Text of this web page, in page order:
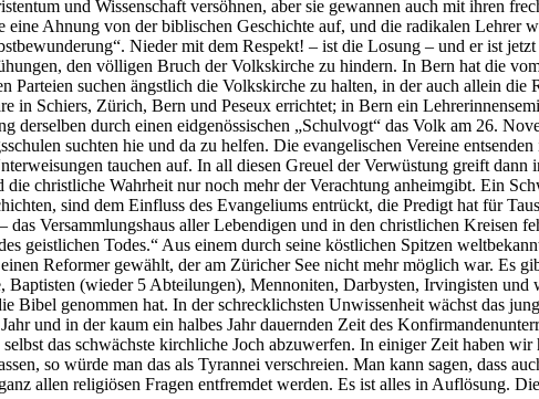
und Wissenschaft versöhnen, aber sie gewannen auch mit ihren
Ahnung von der biblischen Geschichte auf, und die radikalen Lehrer
Nieder mit dem Respekt! – ist die Losung – und er ist
den völligen Bruch der Volkskirche zu hindern. In Bern hat die
Parteien suchen ängstlich die Volkskirche zu halten, in der auch allein
in Schiers, Zürich, Bern und Peseux errichtet; in Bern ein
derselben durch einen eidgenössischen „Schulvogt“ das Volk am 26.
suchten hie und da zu helfen. Die evangelischen Vereine
tauchen auf. In all diesen Greuel der Verwüstung greift
christliche Wahrheit nur noch mehr der Verachtung anheimgibt. Ein
sind dem Einfluss des Evangeliums entrückt, die Predigt hat für
Versammlungshaus aller Lebendigen und in den christlichen Kreisen
geistlichen Todes.“ Aus einem durch seine köstlichen Spitzen
Reformer gewählt, der am Züricher See nicht mehr möglich war. Es
(wieder 5 Abteilungen), Mennoniten, Darbysten, Irvingisten und
Bibel genommen hat. In der schrecklichsten Unwissenheit wächst das
und in der kaum ein halbes Jahr dauernden Zeit des
das schwächste kirchliche Joch abzuwerfen. In einiger Zeit haben
so würde man das als Tyrannei verschreien. Man kann sagen, dass
allen religiösen Fragen entfremdet werden. Es ist alles in Auflösung.